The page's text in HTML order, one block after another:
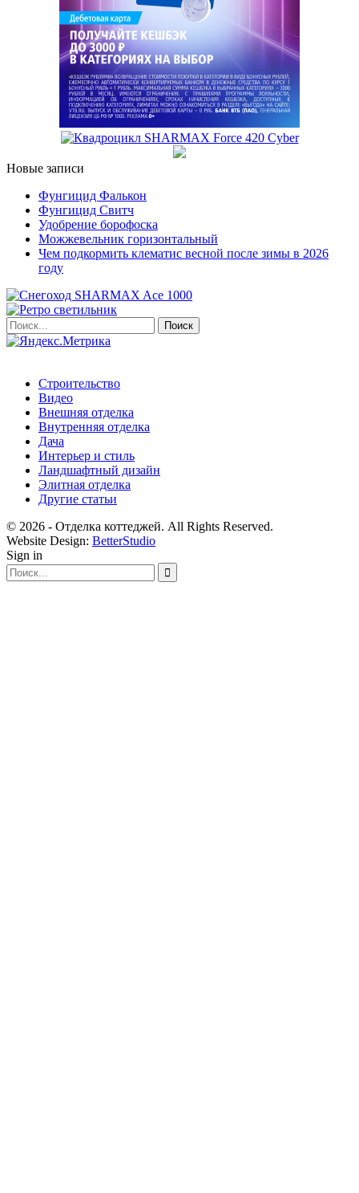
Новые записи
Фунгицид Фалькон
Фунгицид Свитч
Удобрение борофоска
Можжевельник горизонтальный
Чем подкормить клематис весной после зимы в 2026
году
Строительство
Видео
Внешняя отделка
Внутренняя отделка
Дача
Интерьер и стиль
Ландшафтный дизайн
Элитная отделка
Другие статьи
© 2026 - Отделка коттеджей. All Rights Reserved.
Website Design: BetterStudio
Sign in